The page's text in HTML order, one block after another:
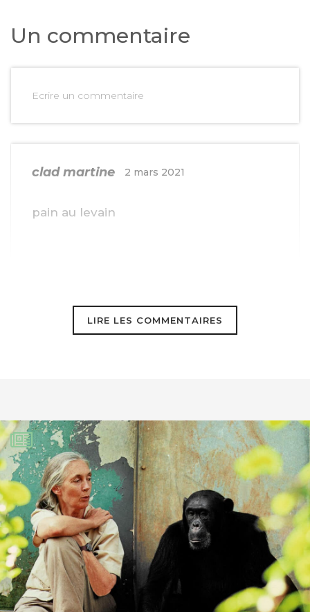
Un commentaire
Ecrire un commentaire
clad martine 2 mars 2021
pain au levain
LIRE LES COMMENTAIRES